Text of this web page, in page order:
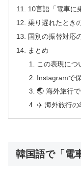
10言語「電車に
乗り遅れたとき
国別の振替対応
まとめ
この表現につ
Instagramで
🌏 海外旅行
✈️ 海外旅行の
韓国語で「電